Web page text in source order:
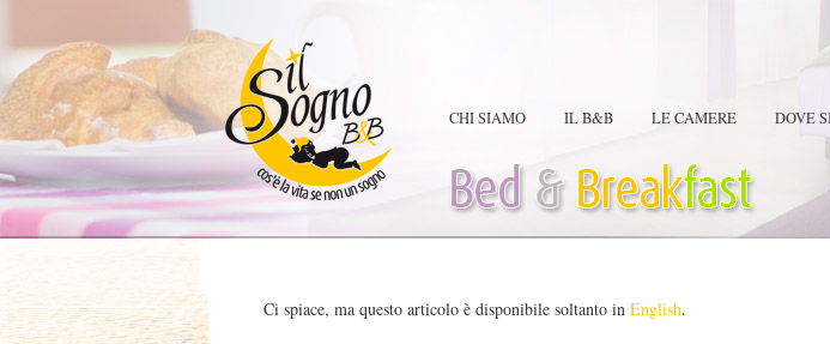
CHI SIAMO IL B&B LE CAMERE DOVE
Ci spiace, ma questo articolo è disponibile soltanto in English.